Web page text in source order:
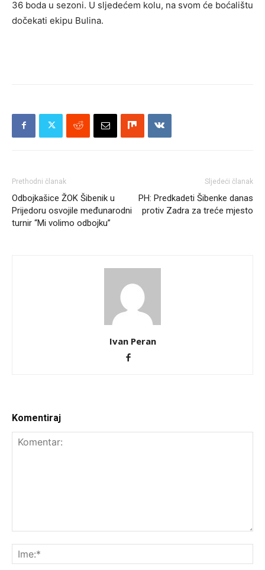
36 boda u sezoni. U sljedećem kolu, na svom će boćalištu
dočekati ekipu Bulina.
Prethodni članak
Odbojkašice ŽOK Šibenik u
Prijedoru osvojile međunarodni
turnir “Mi volimo odbojku”
Sljedeći članak
PH: Predkadeti Šibenke danas
protiv Zadra za treće mjesto
Ivan Peran
Komentiraj